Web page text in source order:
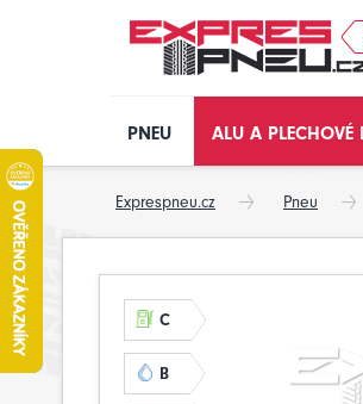
PNEU ALU A PLECHOVÉ
Exprespneu.cz Pneu
C
B